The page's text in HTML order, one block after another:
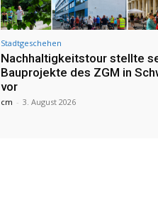
Stadtgeschehen
Nachhaltigkeitstour stellte
Bauprojekte des ZGM in
vor
cm - 3. August 2026